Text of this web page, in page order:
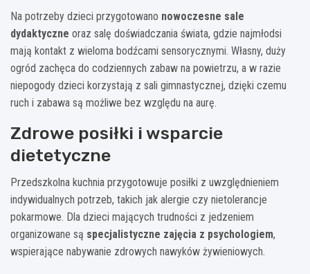
Na potrzeby dzieci przygotowano nowoczesne sale
dydaktyczne oraz salę doświadczania świata, gdzie najmłodsi
mają kontakt z wieloma bodźcami sensorycznymi. Własny, duży
ogród zachęca do codziennych zabaw na powietrzu, a w razie
niepogody dzieci korzystają z sali gimnastycznej, dzięki czemu
ruch i zabawa są możliwe bez względu na aurę.
Zdrowe posiłki i wsparcie
dietetyczne
Przedszkolna kuchnia przygotowuje posiłki z uwzględnieniem
indywidualnych potrzeb, takich jak alergie czy nietolerancje
pokarmowe. Dla dzieci mających trudności z jedzeniem
organizowane są specjalistyczne zajęcia z psychologiem,
wspierające nabywanie zdrowych nawyków żywieniowych.